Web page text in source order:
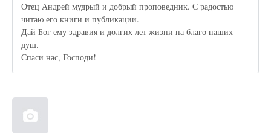
Отец Андрей мудрый и добрый проповедник. С радостью
читаю его книги и публикации.
Дай Бог ему здравия и долгих лет жизни на благо наших
душ.
Спаси нас, Господи!